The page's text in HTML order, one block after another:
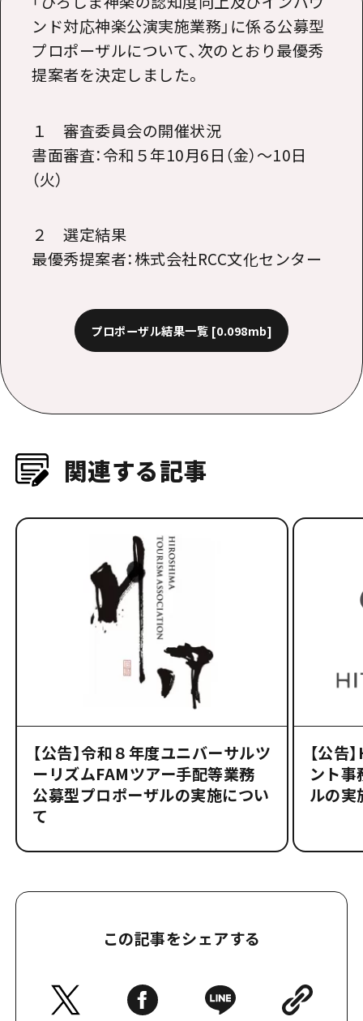
HITについて
お問い合わせ
ンド対応神楽公演実施業務」に係る公募型
プロポーザルについて、次のとおり最優秀
提案者を決定しました。
１ 審査委員会の開催状況
書面審査：令和５年10月6日（金）～10日
（火）
２ 選定結果
最優秀提案者：株式会社RCC文化センター
プロポーザル結果一覧 [0.098mb]
関連する記事
【公告】令和８年度ユニバーサルツ
ーリズムFAMツアー手配等業務
公募型プロポーザルの実施につい
て
【公告
ント事
ルの実
この記事をシェアする